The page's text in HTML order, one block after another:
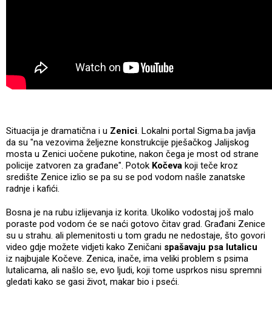
Situacija je dramatična i u Zenici. Lokalni portal Sigma.ba javlja
da su "na vezovima željezne konstrukcije pješačkog Jalijskog
mosta u Zenici uočene pukotine, nakon čega je most od strane
policije zatvoren za građane". Potok Kočeva koji teče kroz
središte Zenice izlio se pa su se pod vodom našle zanatske
radnje i kafići.
Bosna je na rubu izlijevanja iz korita. Ukoliko vodostaj još malo
poraste pod vodom će se naći gotovo čitav grad. Građani Zenice
su u strahu. ali plemenitosti u tom gradu ne nedostaje, što govori
video gdje možete vidjeti kako Zeničani spašavaju psa lutalicu
iz najbujale Kočeve. Zenica, inače, ima veliki problem s psima
lutalicama, ali našlo se, evo ljudi, koji tome usprkos nisu spremni
gledati kako se gasi život, makar bio i pseći.